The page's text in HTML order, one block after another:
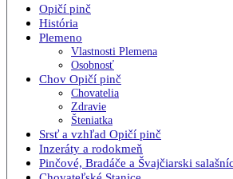
Opičí pinč
História
Plemeno
Vlastnosti Plemena
Osobnosť
Chov Opičí pinč
Chovatelia
Zdravie
Šteniatka
Srsť a vzhľad Opičí pinč
Inzeráty a rodokmeň
Pinčové, Bradáče a Švajčiarski